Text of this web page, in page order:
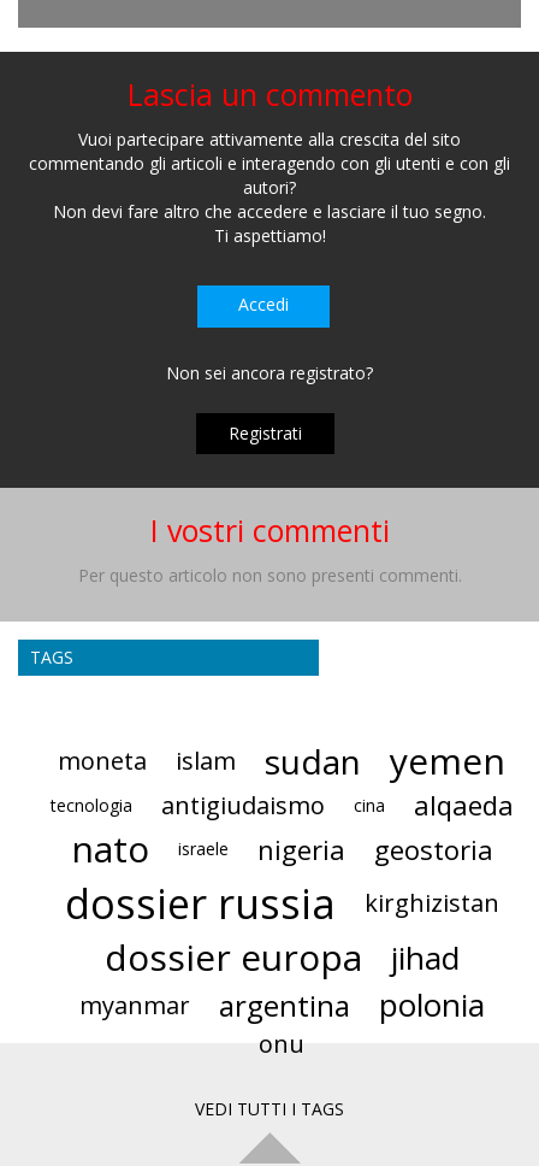
Lascia un commento
Vuoi partecipare attivamente alla crescita del sito
commentando gli articoli e interagendo con gli utenti e con gli
autori?
Non devi fare altro che accedere e lasciare il tuo segno.
Ti aspettiamo!
Accedi
Non sei ancora registrato?
Registrati
I vostri commenti
Per questo articolo non sono presenti commenti.
TAGS
moneta islam sudan yemen
tecnologia antigiudaismo cina alqaeda
nato israele nigeria geostoria
dossier russia kirghizistan
dossier europa jihad
myanmar argentina polonia
onu
VEDI TUTTI I TAGS